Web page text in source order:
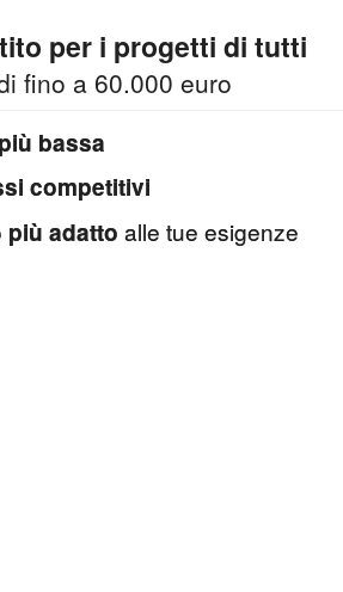
per i progetti di tutti
fino a 60.000 euro
bassa
competitivi
più adatto alle tue esigenze